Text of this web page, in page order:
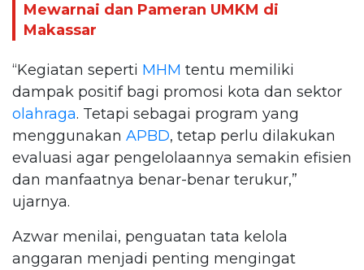
Mewarnai dan Pameran UMKM di
Makassar
“Kegiatan seperti MHM tentu memiliki
dampak positif bagi promosi kota dan sektor
olahraga. Tetapi sebagai program yang
menggunakan APBD, tetap perlu dilakukan
evaluasi agar pengelolaannya semakin efisien
dan manfaatnya benar-benar terukur,”
ujarnya.
Azwar menilai, penguatan tata kelola
anggaran menjadi penting mengingat